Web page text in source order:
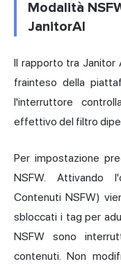
Modalità
JanitorAI
Il rapporto tra Janitor
frainteso della
l'interruttore
effettivo del filtro
Per impostazione
NSFW. Attivando
Contenuti NSFW)
sbloccati i tag per
NSFW sono
contenuti. Non